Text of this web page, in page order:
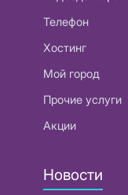
Телефон
Хостинг
Мой город
Прочие услуги
Акции
Новости